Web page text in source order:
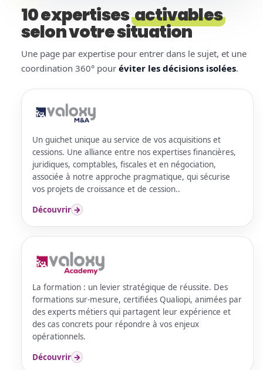
10 expertisesactivables
selon votre situation
Une page par expertise pour entrer dans le sujet, et une
coordination 360° pour éviter les décisions isolées.
Un guichet unique au service de vos acquisitions et
cessions. Une alliance entre nos expertises financières,
juridiques, comptables, fiscales et en négociation,
associée à notre approche pragmatique, qui sécurise
vos projets de croissance et de cession..
Découvrir→
La formation : un levier stratégique de réussite. Des
formations sur-mesure, certifiées Qualiopi, animées par
des experts métiers qui partagent leur expérience et
des cas concrets pour répondre à vos enjeux
opérationnels.
Découvrir→